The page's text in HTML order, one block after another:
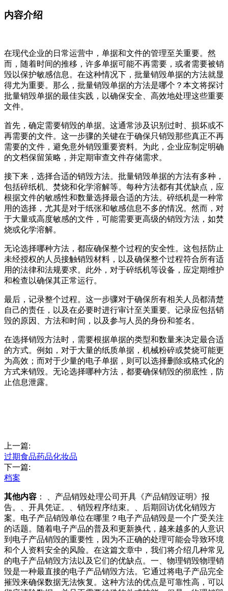
内容介绍
在现代企业的日常运营中，单据和文件的管理至关重要。然
而，随着时间的推移，许多单据可能不再需要，或者需要被销
毁以保护敏感信息。在这种情况下，批量销毁单据的方法就显
得尤为重要。那么，批量销毁单据的方法是哪个？本文将探讨
批量销毁单据的最佳实践，以确保安全、高效地处理这些重要
文件。
首先，确定需要销毁的单据。这通常涉及识别过时、损坏或不
再需要的文件。这一步骤的关键在于确保只销毁那些真正不再
需要的文件，避免意外销毁重要资料。为此，企业应制定明确
的文档保留策略，并定期审查文件存储需求。
接下来，选择合适的销毁方法。批量销毁单据的方法有多种，
包括碎纸机、焚烧和化学溶解等。每种方法都有其优缺点，应
根据文件的敏感性和数量选择最合适的方法。碎纸机是一种常
用的选择，尤其是对于纸张和敏感信息不多的情况。然而，对
于大量或高度敏感的文件，可能需要更高级的销毁方法，如焚
烧或化学溶解。
无论选择哪种方法，都应确保整个过程的安全性。这包括防止
未经授权的人员接触销毁材料，以及确保整个过程符合所有适
用的法律和法规要求。此外，对于碎纸机等设备，应定期维护
和检查以确保其正常运行。
最后，记录整个过程。这一步骤对于确保所有相关人员都清楚
自己的责任，以及在必要时进行审计至关重要。记录应包括销
毁的原因、方法和时间，以及参与人员的身份和签名。
在选择销毁方法时，需要根据单据的类型和数量来决定最合适
的方式。例如，对于大量的纸质单据，机械粉碎或焚烧可能更
为高效；而对于少量的电子单据，则可以选择删除或格式化的
方式来销毁。无论选择哪种方法，都要确保销毁的彻底性，防
止信息泄露。
上一篇:
过期食品药品化妆品
下一篇:
档案
其他内容 ： 、产品销毁处理公司开具《产品销毁证明》报
告。、开具凭证。、销毁程序结束。、后期回访优化销毁方
案。电子产品销毁单位在哪里？电子产品销毁是一个广受关注
的话题。随着电子产品的普及和更新换代，越来越多的人意识
到电子产品销毁的重要性，因为不正确的处理可能会导致环境
和个人资料安全的风险。在这篇文章中，我们将介绍几种常见
的电子产品销毁方法以及它们的优缺点。一、物理销毁物理销
毁是一种最直接的电子产品销毁方法。它通过将电子产品完全
摧毁来确保数据无法恢复。这种方法的优点是可靠性高，可以